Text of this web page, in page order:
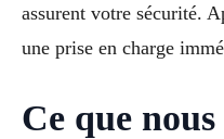
assurent votre sécurité.
une prise en charge
Ce que